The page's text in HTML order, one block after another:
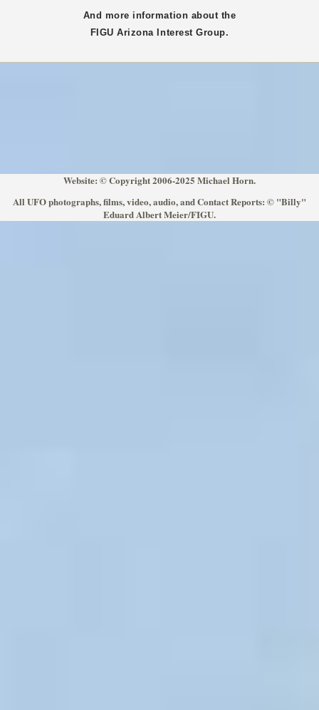
And more information about the
FIGUArizona Interest Group.
Website: © Copyright 2006-2025 Michael Horn.
All UFO photographs, films, video, audio, and Contact Reports: © "Billy"
Eduard Albert Meier/FIGU.